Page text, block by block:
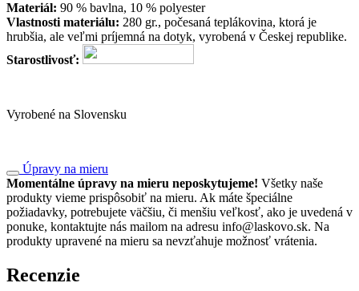
through
28.00 €
Materiál: 90 % bavlna, 10 % polyester
Vlastnosti materiálu: 280 gr., počesaná teplákovina, ktorá je
hrubšia, ale veľmi príjemná na dotyk, vyrobená v Českej republike.
Starostlivosť:
Vyrobené na Slovensku
Úpravy na mieru
Momentálne úpravy na mieru neposkytujeme! Všetky naše
produkty vieme prispôsobiť na mieru. Ak máte špeciálne
požiadavky, potrebujete väčšiu, či menšiu veľkosť, ako je uvedená v
ponuke, kontaktujte nás mailom na adresu info@laskovo.sk. Na
produkty upravené na mieru sa nevzťahuje možnosť vrátenia.
Recenzie